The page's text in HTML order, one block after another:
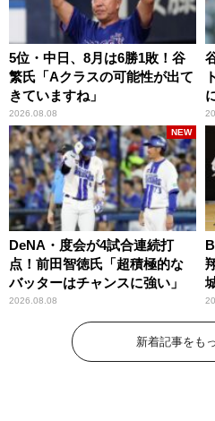
5位・中日、8月は6勝1敗！谷
繁氏「Aクラスの可能性が出て
きていますね」
2026.08.08
DeNA・度会が4試合連続打
点！前田智徳氏「超積極的な
バッターはチャンスに強い」
2026.08.08
NEW
新着記事をも